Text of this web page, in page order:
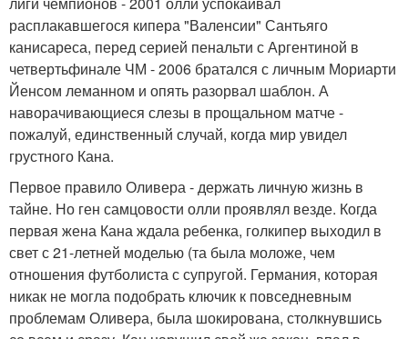
расплакавшегося кипера "Валенсии" Сантьяго
канисареса, перед серией пенальти с Аргентиной в
четвертьфинале ЧМ - 2006 братался с личным Мориарти
Йенсом леманном и опять разорвал шаблон. А
наворачивающиеся слезы в прощальном матче -
пожалуй, единственный случай, когда мир увидел
грустного Кана.
Первое правило Оливера - держать личную жизнь в
тайне. Но ген самцовости олли проявлял везде. Когда
первая жена Кана ждала ребенка, голкипер выходил в
свет с 21-летней моделью (та была моложе, чем
отношения футболиста с супругой. Германия, которая
никак не могла подобрать ключик к повседневным
проблемам Оливера, была шокирована, столкнувшись